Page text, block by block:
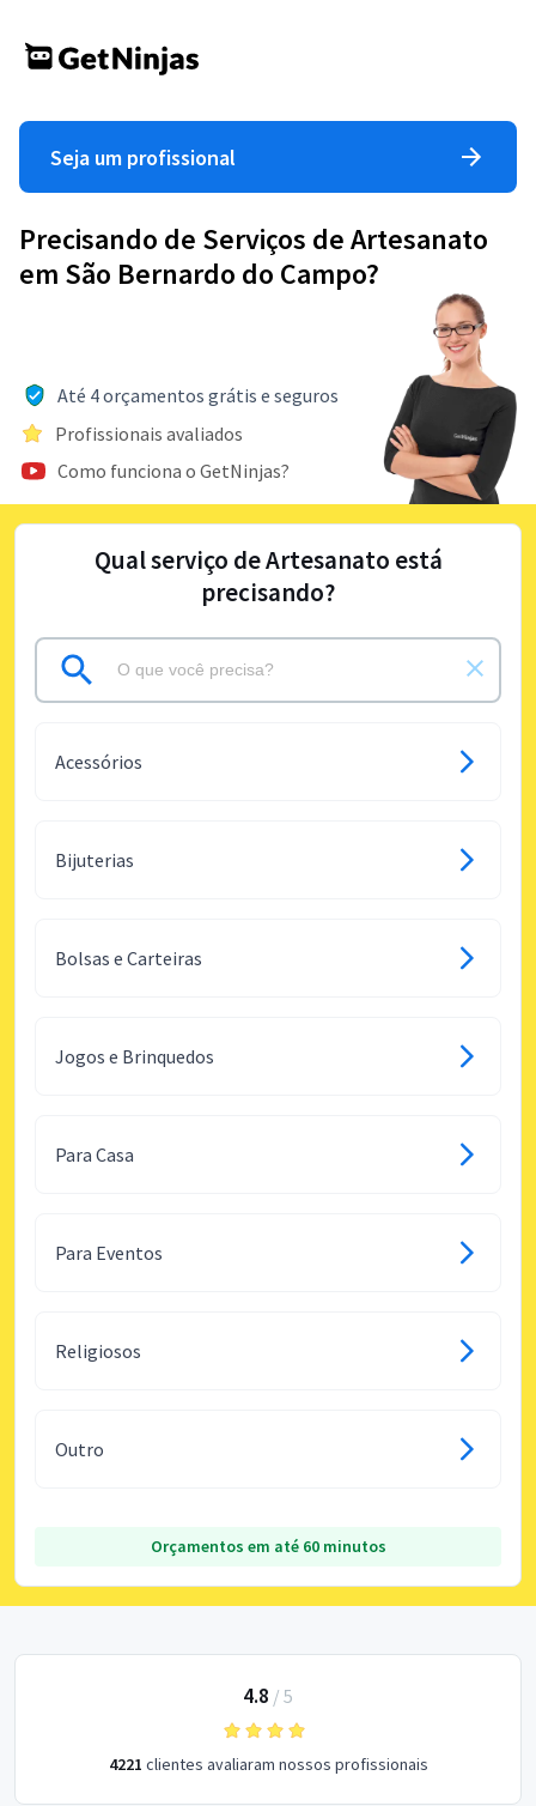
Seja um profissional
Precisando de Serviços de Artesanato
em São Bernardo do Campo?
Até 4 orçamentos grátis e seguros
Profissionais avaliados
Como funciona o GetNinjas?
Qual serviço de Artesanato está
precisando?
Acessórios
Bijuterias
Bolsas e Carteiras
Jogos e Brinquedos
Para Casa
Para Eventos
Religiosos
Outro
Orçamentos em até 60 minutos
4.8 / 5
4221 clientes avaliaram nossos profissionais